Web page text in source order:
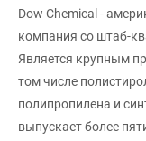
Dow Chemical -
компания со штаб-
Является крупным
том числе
полипропилена и
выпускает более